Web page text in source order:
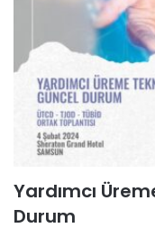
Yardımcı
Durum